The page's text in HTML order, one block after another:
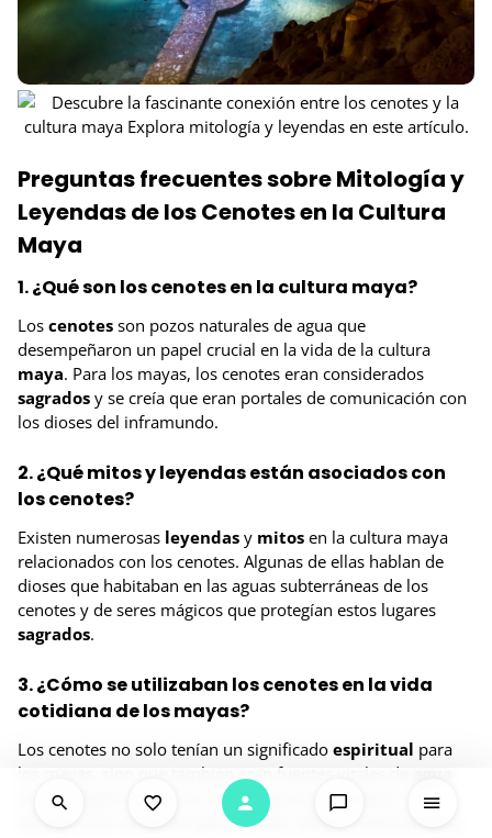
Preguntas frecuentes sobre Mitología y
Leyendas de los Cenotes en la Cultura
Maya
1. ¿Qué son los cenotes en la cultura maya?
Los cenotes son pozos naturales de agua que
desempeñaron un papel crucial en la vida de la cultura
maya. Para los mayas, los cenotes eran considerados
sagrados y se creía que eran portales de comunicación con
los dioses del inframundo.
2. ¿Qué mitos y leyendas están asociados con
los cenotes?
Existen numerosas leyendas y mitos en la cultura maya
relacionados con los cenotes. Algunas de ellas hablan de
dioses que habitaban en las aguas subterráneas de los
cenotes y de seres mágicos que protegían estos lugares
sagrados.
3. ¿Cómo se utilizaban los cenotes en la vida
cotidiana de los mayas?
Los cenotes no solo tenían un significado espiritual para
los mayas, sino que también eran fuentes vitales de
en una región donde los ríos y lagos eran escasos. Los
cenotes eran utilizados para rituales, baños ceremoniales y